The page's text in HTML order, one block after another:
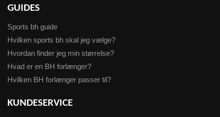
GUIDES
Sports bh guide
Hvilken sports bh skal jeg vælge?
Hvordan finder jeg min størrelse?
Hvad er en BH forlænger?
Hvilken BH forlænger passer til?
KUNDESERVICE